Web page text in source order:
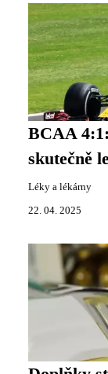
BCAA
skutečně
Léky a lékárny
22. 04. 2025